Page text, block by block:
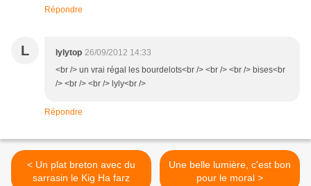
Répondre
L lylytop 26/09/2012 14:33
<br /> un vrai régal les bourdelots<br /> <br /> <br /> bises<br
/> <br /> <br /> lyly<br />
Répondre
< Un plat breton avec du
sarrasin le Kig Ha farz
Une belle lumière, c'est bon
pour le moral >